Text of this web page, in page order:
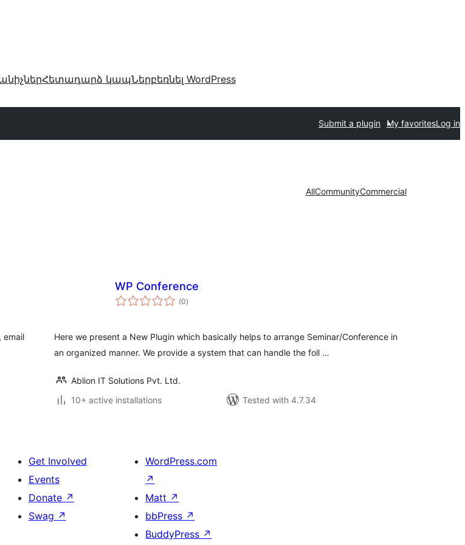
Հետադարձ կապՆերբեռնել WordPress
Submit a plugin My favoritesLog in
AllCommunityCommercial
email
WP Conference
(0total
ratings
)
Here we present a New Plugin which basically helps to arrange Seminar/Conference in
an organized manner. We provide a system that can handle the foll …
Ablion IT Solutions Pvt. Ltd.
10+ active installations
Tested with 4.7.34
Get Involved
Events
Donate ↗
Swag ↗
WordPress.com
↗
Matt ↗
bbPress ↗
BuddyPress ↗